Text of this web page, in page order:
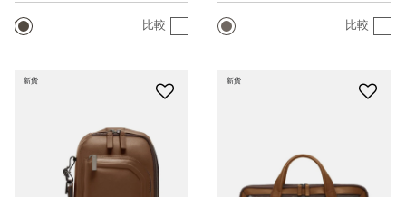
比較 比較
新貨 新貨